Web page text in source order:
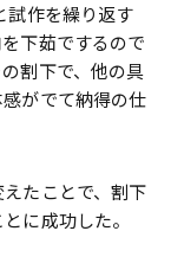
試作を繰り返す
下茹でするので
割下で、他の具
がでて納得の仕
たことで、割下
に成功した。